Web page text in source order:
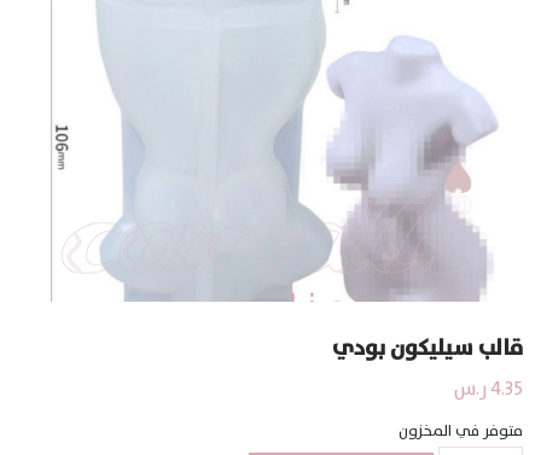
قالب سيليكون بودي
4.35 ر.س
متوفر في المخزون